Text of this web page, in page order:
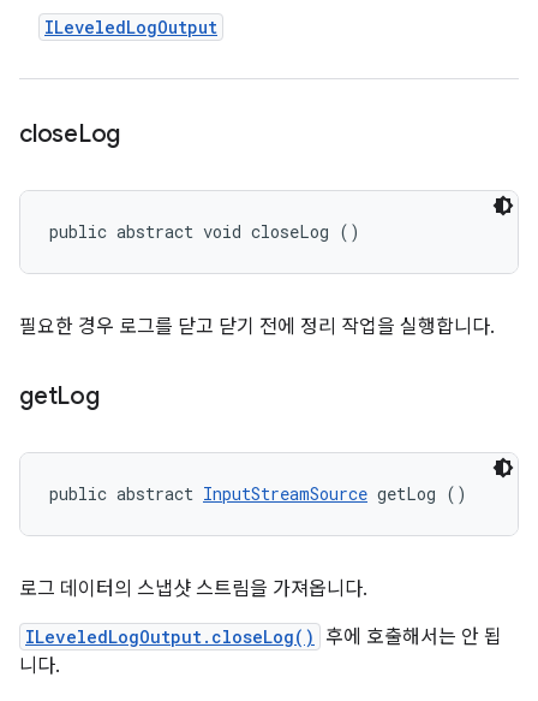
ILeveledLogOutput
closeLog
public abstract void closeLog ()
필요한 경우 로그를 닫고 닫기 전에 정리 작업을 실행합니다.
getLog
public abstract InputStreamSource getLog ()
로그 데이터의 스냅샷 스트림을 가져옵니다.
ILeveledLogOutput.closeLog()
후에 호출해서는 안 됩
니다.